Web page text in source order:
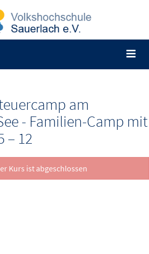
am
- Familien-Camp mit
– 12
Kurs ist abgeschlossen